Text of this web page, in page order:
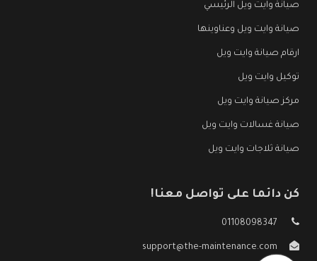
صيانة وايت ويل الرئيسي
صيانة وايت ويل وعناوينها
ارقام صيانة وايت ويل
توكيل وايت ويل
مركز صيانة وايت ويل
صيانة غسالات وايت ويل
صيانة ثلاجات وايت ويل
كن دائما على تواصل معنا!
01108098347
support@the-maintenance.com